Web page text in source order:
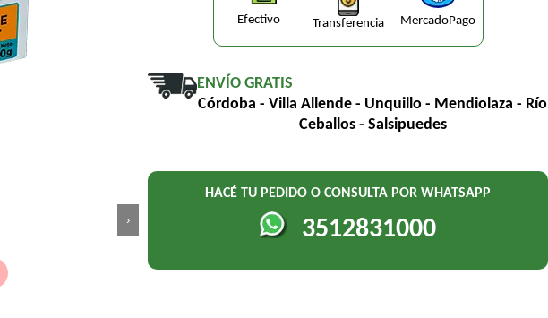
›
Efectivo Transferencia MercadoPago
ENVÍO GRATIS
Córdoba - Villa Allende - Unquillo - Mendiolaza - Río
Ceballos - Salsipuedes
HACÉ TU PEDIDO O CONSULTA POR WHATSAPP
3512831000